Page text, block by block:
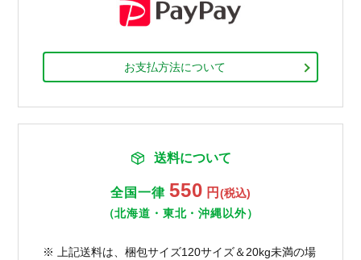
お支払方法について
送料について
全国一律 550 円 (税込)
（北海道・東北・沖縄以外）
※ 上記送料は、梱包サイズ120サイズ＆20kg未満の場